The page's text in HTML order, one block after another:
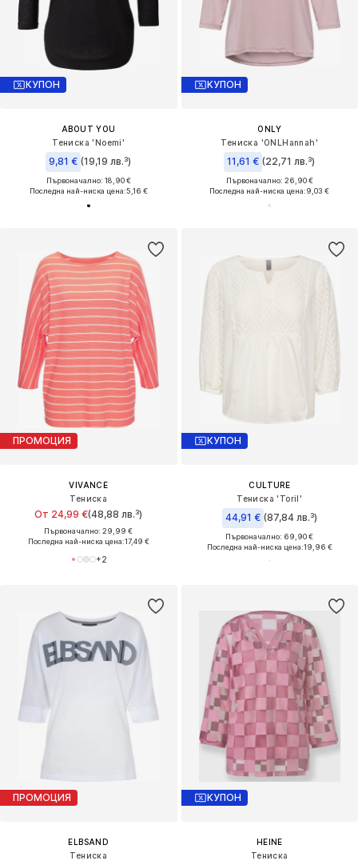
КУПОН
ABOUT YOU
Тениска 'Noemi'
9,81 € (19,19 лв.³)
Първоначално: 18,90 €
Последна най-ниска цена:5,16 €
КУПОН
ONLY
Тениска 'ONLHannah'
11,61 € (22,71 лв.³)
Първоначално: 26,90 €
Последна най-ниска цена:9,03 €
ПРОМОЦИЯ
VIVANCE
Тениска
От 24,99 €(48,88 лв.³)
Първоначално: 29,99 €
Последна най-ниска цена:17,49 €
+2
КУПОН
CULTURE
Тениска 'Toril'
44,91 € (87,84 лв.³)
Първоначално: 69,90 €
Последна най-ниска цена:19,96 €
ПРОМОЦИЯ
ELBSAND
Тениска
КУПОН
HEINE
Тениска